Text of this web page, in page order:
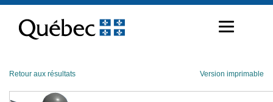
contenu
Retour aux résultats Version imprimable